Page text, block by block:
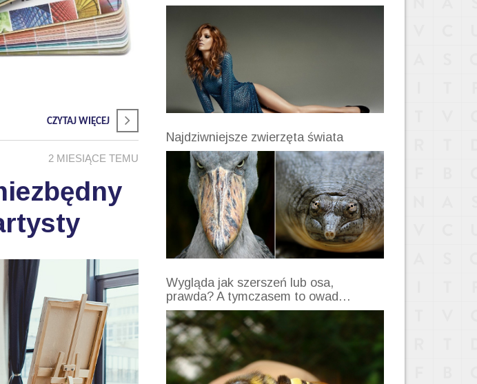
CZYTAJ WIĘCEJ
2 MIESIĄCE TEMU
Najdziwniejsze zwierzęta świata
Wygląda jak szerszeń lub osa,
prawda? A tymczasem to owad…